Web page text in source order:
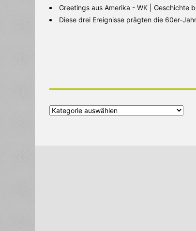
Greetings aus Amerika - WK | Geschichte
Diese drei Ereignisse prägten die 60er-
Alle